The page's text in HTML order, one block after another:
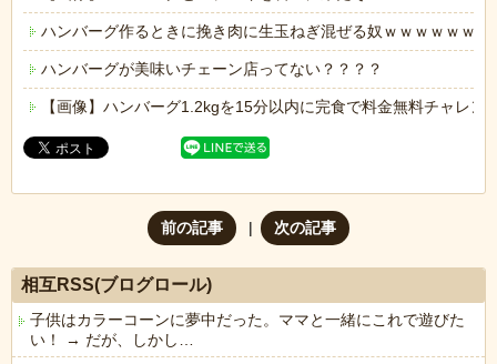
ハンバーグ作るときに挽き肉に生玉ねぎ混ぜる奴ｗｗｗｗｗｗ
ハンバーグが美味いチェーン店ってない？？？？
【画像】ハンバーグ1.2kgを15分以内に完食で料金無料チャレン
前の記事 次の記事
相互RSS(ブログロール)
子供はカラーコーンに夢中だった。ママと一緒にこれで遊びた
い！ → だが、しかし…